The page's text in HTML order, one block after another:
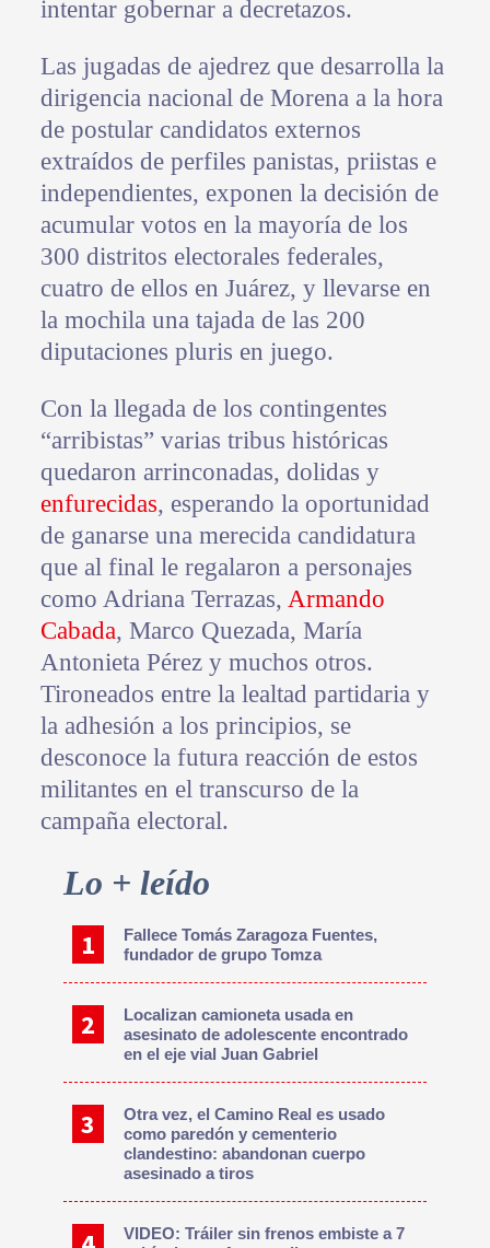
intentar gobernar a decretazos.
Las jugadas de ajedrez que desarrolla la
dirigencia nacional de Morena a la hora
de postular candidatos externos
extraídos de perfiles panistas, priistas e
independientes, exponen la decisión de
acumular votos en la mayoría de los
300 distritos electorales federales,
cuatro de ellos en Juárez, y llevarse en
la mochila una tajada de las 200
diputaciones pluris en juego.
Con la llegada de los contingentes
“arribistas” varias tribus históricas
quedaron arrinconadas, dolidas y
enfurecidas, esperando la oportunidad
de ganarse una merecida candidatura
que al final le regalaron a personajes
como Adriana Terrazas, Armando
Cabada, Marco Quezada, María
Antonieta Pérez y muchos otros.
Tironeados entre la lealtad partidaria y
la adhesión a los principios, se
desconoce la futura reacción de estos
militantes en el transcurso de la
campaña electoral.
Primary
Lo + leído
Fallece Tomás Zaragoza Fuentes,
fundador de grupo Tomza
Localizan camioneta usada en
asesinato de adolescente encontrado
en el eje vial Juan Gabriel
Otra vez, el Camino Real es usado
como paredón y cementerio
clandestino: abandonan cuerpo
asesinado a tiros
VIDEO: Tráiler sin frenos embiste a 7